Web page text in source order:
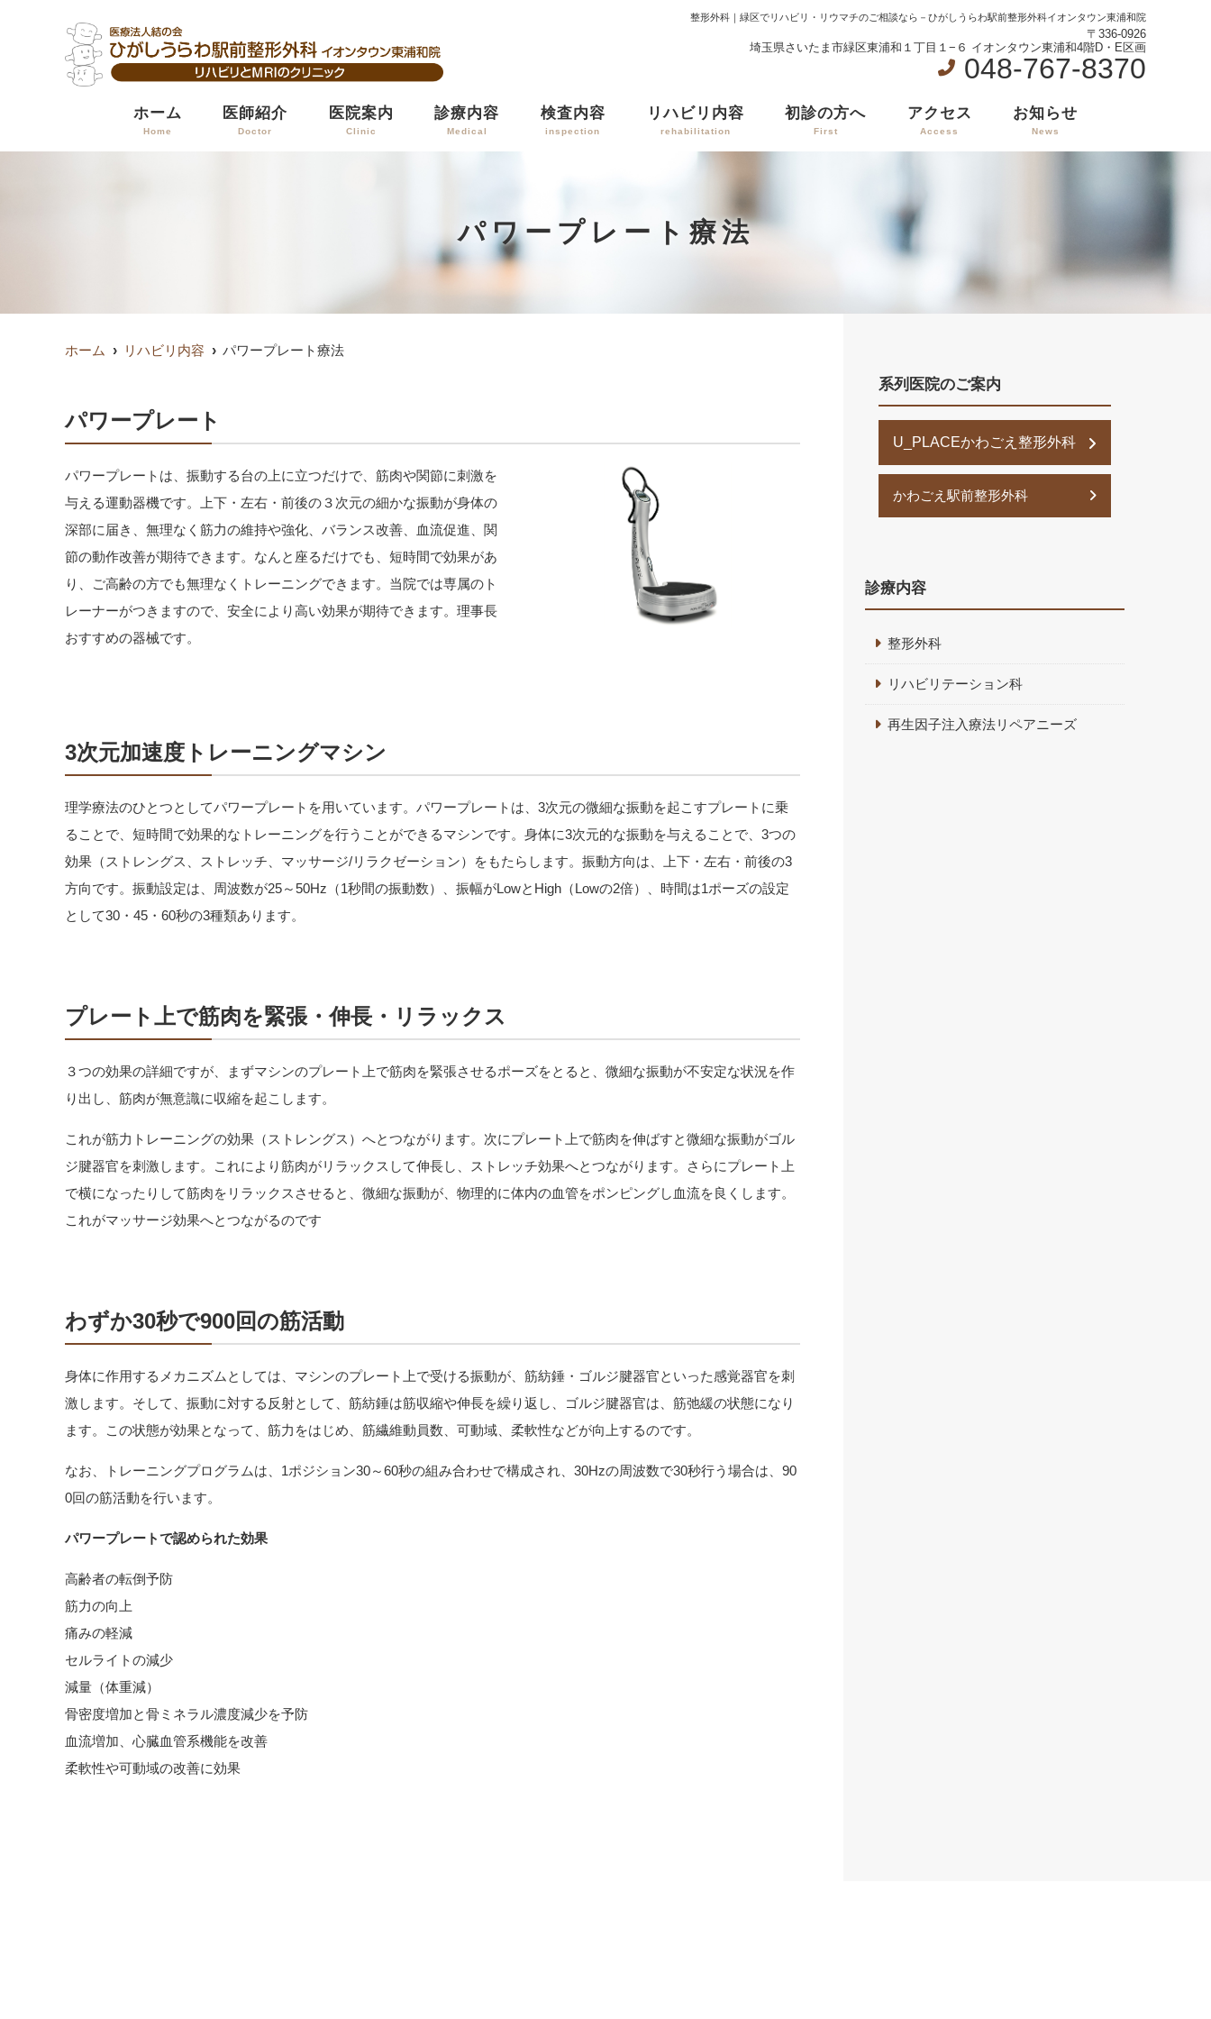
整形外科｜緑区でリハビリ・リウマチのご相談なら －ひがしうらわ駅前整形外科イオンタウン東浦和院
〒336-0926
埼玉県さいたま市緑区東浦和１丁目１−６ イオンタウン東浦和4階D・E区画
048-767-8370
ホーム
Home
医師紹介
Doctor
医院案内
Clinic
診療内容
Medical
検査内容
inspection
リハビリ内容
rehabilitation
初診の方へ
First
アクセス
Access
お知らせ
News
パワープレート​療法
ホーム リハビリ内容 パワープレート​療法
パワープレート​
パワープレートは、振動する台の上に立つだけで、筋肉や関節に刺激を
与える運動器機です。上下・左右・前後の３ 次元の細かな振動が身体の
深部に届き、無理なく筋力の維持や強化、バランス改善、血流促進、関
節の動作改善が期待できます。なんと座るだけでも、短時間で効果があ
り、
ご高齢の方でも無理なくトレーニングできます。当院では専属のト
レーナーがつきますので、安全により高い効果が期待できます。理事長
おすすめの器械です。
3次元加速度トレーニングマシン
理学療法のひとつとしてパワープレートを用いています。パワープレートは、3次元の微細な振動を起こすプレートに乗
ることで、短時間で効果的なトレーニングを行うことができるマシンです。身体に3次元的な振動を与えることで、3つの
効果（ストレングス、ストレッチ、マッサージ/リラクゼーション）をもたらします。振動方向は、上下・左右・前後の3
方向です。振動設定は、周波数が25～50Hz（1秒間の振動数）、振幅がLowとHigh（Lowの2倍）、時間は1ポーズの設定
として30・45・60秒の3種類あります。
プレート上で筋肉を緊張・伸長・リラックス
３つの効果の詳細ですが、まずマシンのプレート上で筋肉を緊張させるポーズをとると、微細な振動が不安定な状況を作
り出し、筋肉が無意識に収縮を起こします。
これが筋力トレーニングの効果（ストレングス）へとつながります。次にプレート上で筋肉を伸ばすと微細な振動がゴル
ジ腱器官を刺激します。これにより筋肉がリラックスして伸長し、ストレッチ効果へとつながります。さらにプレート上
で横になったりして筋肉をリラックスさせると、微細な振動が、物理的に体内の血管をポンピングし血流を良くします。
これがマッサージ効果へとつながるのです
わずか30秒で900回の筋活動
身体に作用するメカニズムとしては、マシンのプレート上で受ける振動が、筋紡錘・ゴルジ腱器官といった感覚器官を刺
激します。そして、振動に対する反射として、筋紡錘は筋収縮や伸長を繰り返し、ゴルジ腱器官は、筋弛緩の状態になり
ます。この状態が効果となって、筋力をはじめ、筋繊維動員数、可動域、柔軟性などが向上するのです。
なお、トレーニングプログラムは、1ポジション30～60秒の組み合わせで構成され、30Hzの周波数で30秒行う場合は、90
0回の筋活動を行います。
パワープレートで認められた効果
高齢者の転倒予防
筋力の向上
痛みの軽減
セルライトの減少
減量（体重減）
骨密度増加と骨ミネラル濃度減少を予防
血流増加、心臓血管系機能を改善
柔軟性や可動域の改善に効果
系列医院のご案内
U_PLACEかわごえ整形外科
かわごえ駅前整形外科
診療内容
整形外科
リハビリテーション科
再生因子注入療法リペアニーズ